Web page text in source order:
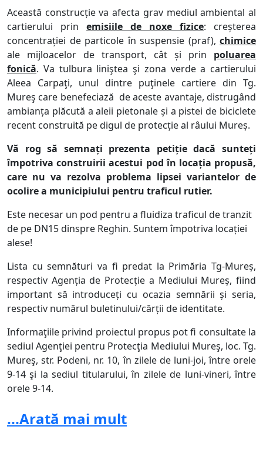
Această construcție va afecta grav mediul ambiental al
cartierului prin emisiile de noxe fizice: creșterea
concentrației de particole în suspensie (praf), chimice
ale mijloacelor de transport, cât și prin poluarea
fonică. Va tulbura liniştea şi zona verde a cartierului
Aleea Carpaţi, unul dintre puţinele cartiere din Tg.
Mureş care benefeciază de aceste avantaje, distrugând
ambianța plăcută a aleii pietonale și a pistei de biciclete
recent construită pe digul de protecție al râului Mureș.
Vă rog să semnați prezenta petiție dacă sunteți
împotriva construirii acestui pod în locația propusă,
care nu va rezolva problema lipsei variantelor de
ocolire a municipiului pentru traficul rutier.
Este necesar un pod pentru a fluidiza traficul de tranzit
de pe DN15 dinspre Reghin. Suntem împotriva locației
alese!
Lista cu semnături va fi predat la Primăria Tg-Mureș,
respectiv Agenția de Protecție a Mediului Mureș, fiind
important să introduceți cu ocazia semnării și seria,
respectiv numărul buletinului/cărții de identitate.
Informaţiile privind proiectul propus pot fi consultate la
sediul Agenţiei pentru Protecţia Mediului Mureş, loc. Tg.
Mureş, str. Podeni, nr. 10, în zilele de luni-joi, între orele
9-14 şi la sediul titularului, în zilele de luni-vineri, între
orele 9-14.
...Arată mai mult